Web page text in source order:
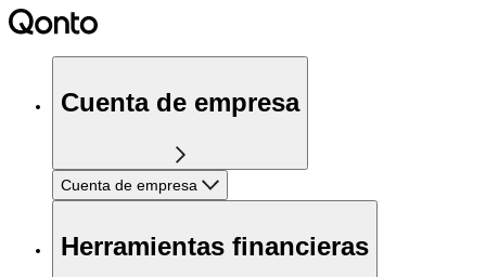
Cuenta de empresa
Cuenta de empresa
Herramientas financieras